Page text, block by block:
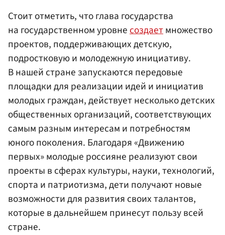
Стоит отметить, что глава государства
на государственном уровнесоздаетмножество
проектов, поддерживающих детскую,
подростковую и молодежную инициативу.
В нашей стране запускаются передовые
площадки для реализации идей и инициатив
молодых граждан, действует несколько детских
общественных организаций, соответствующих
самым разным интересам и потребностям
юного поколения. Благодаря «Движению
первых» молодые россияне реализуют свои
проекты в сферах культуры, науки, технологий,
спорта и патриотизма, дети получают новые
возможности для развития своих талантов,
которые в дальнейшем принесут пользу всей
стране.